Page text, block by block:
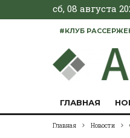
сб, 08 августа
#КЛУБ
ГЛАВНАЯ
Главная Новости